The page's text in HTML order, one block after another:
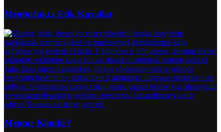
Mentorlukta Etik Kurallar
Mentor Kimdir?